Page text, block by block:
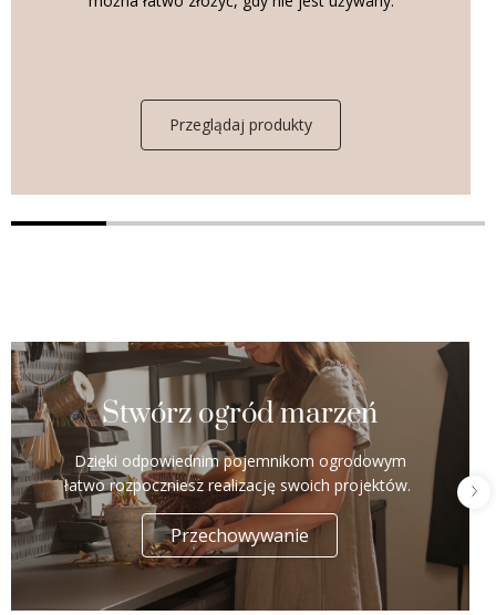
Przeglądaj produkty
Stwórz ogród marzeń
Dzięki odpowiednim pojemnikom ogrodowym
łatwo rozpoczniesz realizację swoich projektów.
Przechowywanie